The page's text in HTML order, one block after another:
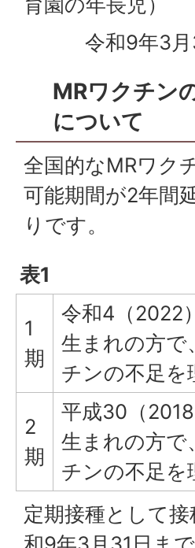
令和9年3月31
MRワクチン
について
全国的なMRワク
可能期間が2年間
りです。
表1
1
期
令和4（2022
生まれの方で
チンの不足を
2
期
平成30（
生まれの方で
チンの不足を
定期接種として